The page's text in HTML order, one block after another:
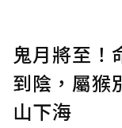
鬼月將至！
到陰，屬猴
山下海